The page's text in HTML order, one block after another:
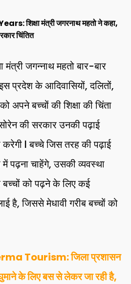
शिक्षा मंत्री जगरनाथ महतो ने कहा,
चिंतित
मंत्री जगन्नाथ महतो बार-बार
प्रदेश के आदिवासियों, दलितों,
अपने बच्चों की शिक्षा की चिंता
की सरकार उनकी पढ़ाई
करेगी l बच्चे जिस तरह की पढ़ाई
पढ़ना चाहेंगे, उसकी व्यवस्था
को पढ़ने के लिए कई
है, जिससे मेधावी गरीब बच्चों को
Tourism: जिला प्रशासन
के लिए बस से लेकर जा रही है,